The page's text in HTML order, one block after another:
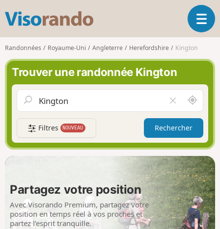
s
o
r
n
d
O
u
l
a
i
g
a
t
i
o
n
Randonnées Royaume-Uni Angleterre Herefordshire Kington
Trouver une randonnée Kington
i
d
e
r
l
e
c
h
a
m
p
A
u
t
u
r
d
e
m
o
i
Filtres NOUVEAU Rechercher
Partagez votre position
Avec Visorando Premium, partagez votre
position en temps réel à vos proches et
partez l’esprit tranquille.